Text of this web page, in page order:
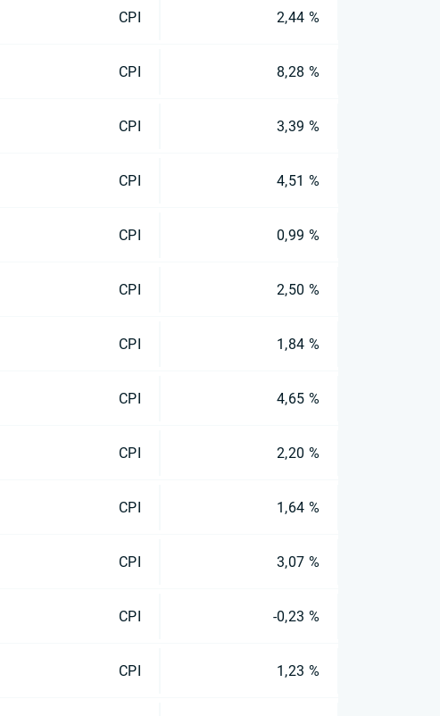
CPI 2,44 %
CPI 8,28 %
CPI 3,39 %
CPI 4,51 %
CPI 0,99 %
CPI 2,50 %
CPI 1,84 %
CPI 4,65 %
CPI 2,20 %
CPI 1,64 %
CPI 3,07 %
CPI -0,23 %
CPI 1,23 %